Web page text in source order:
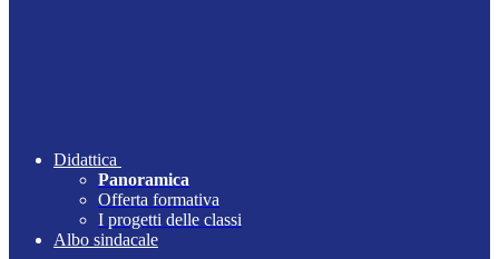
Didattica
Panoramica
Offerta formativa
I progetti delle classi
Albo sindacale